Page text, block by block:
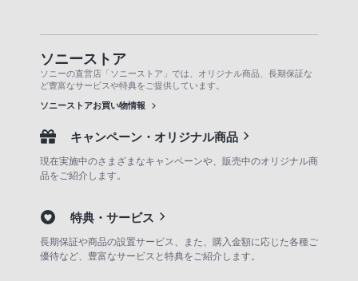
ソニーストア
ソニーの直営店「ソニーストア」では、オリジナル商品、長期保証な
ど豊富なサービスや特典をご提供しています。
ソニーストアお買い物情報
キャンペーン・オリジナル商品
現在実施中のさまざまなキャンペーンや、販売中のオリジナル商
品をご紹介します。
特典・サービス
長期保証や商品の設置サービス、また、購入金額に応じた各種ご
優待など、豊富なサービスと特典をご紹介します。